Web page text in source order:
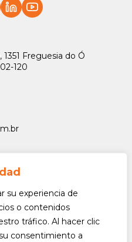
su experiencia de
o contenidos
tráfico. Al hacer clic
consentimiento a
Freguesia do Ó
120